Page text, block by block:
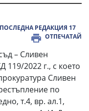
ПОСЛЕДНА РЕДАКЦИЯ 17
ОТПЕЧАТАЙ
– Сливен
2022 г., с което
Сливен
по
т.4, вр. ал.1,